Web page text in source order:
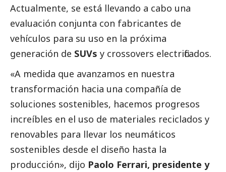
Actualmente, se está llevando a cabo una
evaluación conjunta con fabricantes de
vehículos para su uso en la próxima
generación de SUVs y crossovers electrificados.
«A medida que avanzamos en nuestra
transformación hacia una compañía de
soluciones sostenibles, hacemos progresos
increíbles en el uso de materiales reciclados y
renovables para llevar los neumáticos
sostenibles desde el diseño hasta la
producción», dijo Paolo Ferrari, presidente y